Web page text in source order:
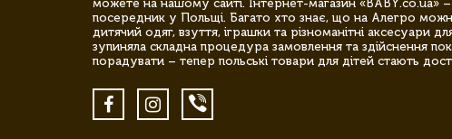
можете на нашому сайті. Інтернет-магазин «BABY.co.ua»
посередник у Польщі. Багато хто знає, що на Алегро
дитячий одяг, взуття, іграшки та різноманітні аксесуари
зупиняла складна процедура замовлення та здійснення
порадувати – тепер польські товари для дітей стають